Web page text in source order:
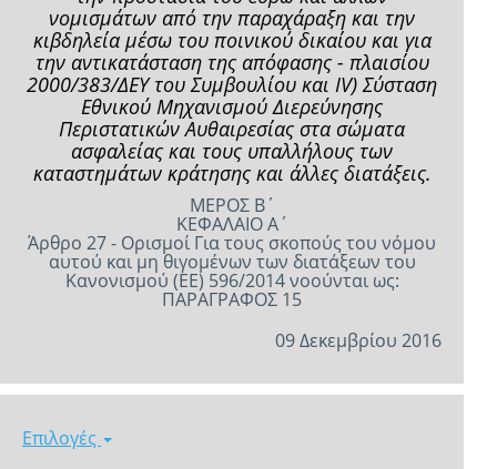
νομισμάτων από την παραχάραξη και την
κιβδηλεία μέσω του ποινικού δικαίου και για
την αντικατάσταση της απόφασης - πλαισίου
2000/383/ΔΕΥ του Συμβουλίου και IV) Σύσταση
Εθνικού Μηχανισμού Διερεύνησης
Περιστατικών Αυθαιρεσίας στα σώματα
ασφαλείας και τους υπαλλήλους των
καταστημάτων κράτησης και άλλες διατάξεις.
ΜΕΡΟΣ Β΄
ΚΕΦΑΛΑΙΟ A΄
Άρθρο 27 - Ορισμοί Για τους σκοπούς του νόμου
αυτού και μη θιγομένων των διατάξεων του
Κανονισμού (ΕΕ) 596/2014 νοούνται ως:
ΠΑΡΑΓΡΑΦΟΣ 15
09 Δεκεμβρίου 2016
Επιλογές